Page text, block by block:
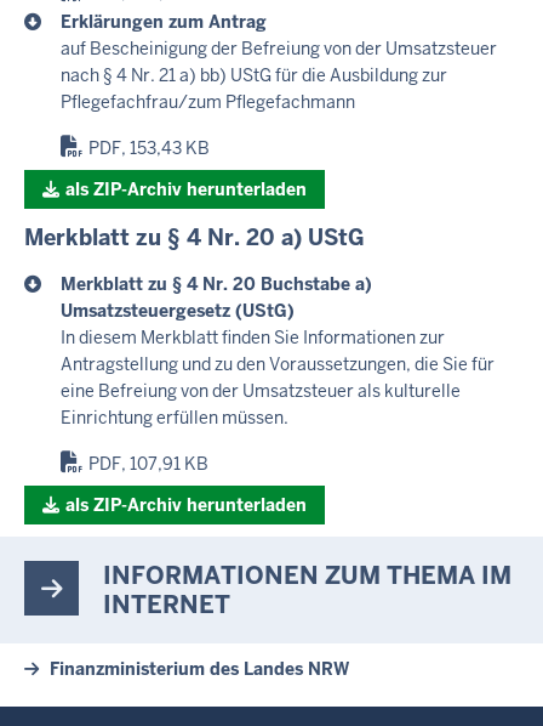
Erklärungen zum Antrag
auf Bescheinigung der Befreiung von der Umsatzsteuer
nach § 4 Nr. 21 a) bb) UStG für die Ausbildung zur
Pflegefachfrau/zum Pflegefachmann
PDF, 153,43 KB
als ZIP-Archiv herunterladen
Merkblatt zu § 4 Nr. 20 a) UStG
Merkblatt zu § 4 Nr. 20 Buchstabe a)
Umsatzsteuergesetz (UStG)
In diesem Merkblatt finden Sie Informationen zur
Antragstellung und zu den Voraussetzungen, die Sie für
eine Befreiung von der Umsatzsteuer als kulturelle
Einrichtung erfüllen müssen.
PDF, 107,91 KB
als ZIP-Archiv herunterladen
INFORMATIONEN ZUM THEMA IM
INTERNET
Finanzministerium des Landes NRW